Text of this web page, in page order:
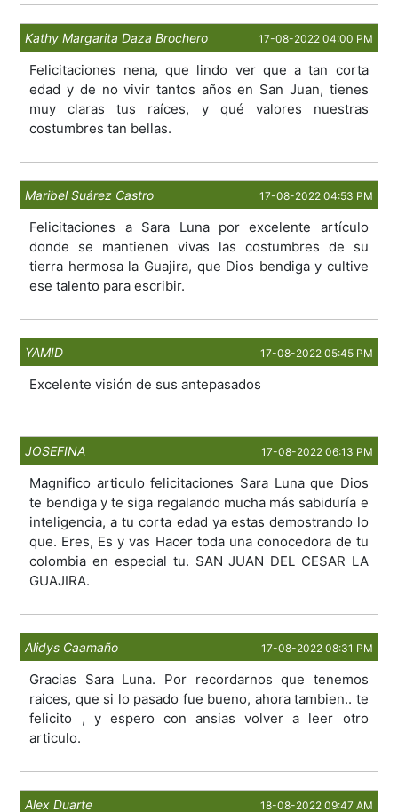
Kathy Margarita Daza Brochero 17-08-2022 04:00 PM
Felicitaciones nena, que lindo ver que a tan corta
edad y de no vivir tantos años en San Juan, tienes
muy claras tus raíces, y qué valores nuestras
costumbres tan bellas.
Maribel Suárez Castro 17-08-2022 04:53 PM
Felicitaciones a Sara Luna por excelente artículo
donde se mantienen vivas las costumbres de su
tierra hermosa la Guajira, que Dios bendiga y cultive
ese talento para escribir.
YAMID 17-08-2022 05:45 PM
Excelente visión de sus antepasados
JOSEFINA 17-08-2022 06:13 PM
Magnifico articulo felicitaciones Sara Luna que Dios
te bendiga y te siga regalando mucha más sabiduría e
inteligencia, a tu corta edad ya estas demostrando lo
que. Eres, Es y vas Hacer toda una conocedora de tu
colombia en especial tu. SAN JUAN DEL CESAR LA
GUAJIRA.
Alidys Caamaño 17-08-2022 08:31 PM
Gracias Sara Luna. Por recordarnos que tenemos
raices, que si lo pasado fue bueno, ahora tambien.. te
felicito , y espero con ansias volver a leer otro
articulo.
Alex Duarte 18-08-2022 09:47 AM